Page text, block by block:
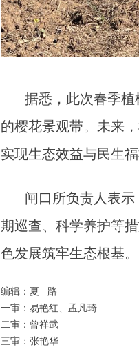
据悉，此次春季植
的樱花景观带。未来
实现生态效益与民生
闸口所负责人表示
期巡查、科学养护等
色发展筑牢生态根基。
编辑：夏 路
一审：易艳红、孟凡琦
二审：曾祥武
三审：张艳华